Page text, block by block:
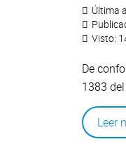
Última
Visto:
De
1383
Leer